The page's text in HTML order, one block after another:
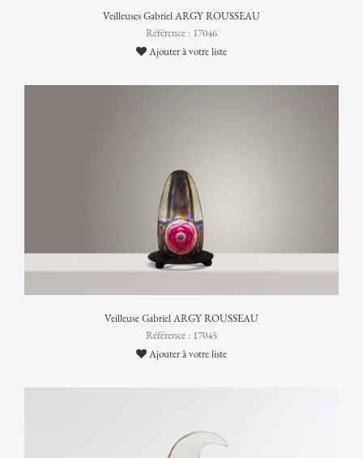
Veilleuses Gabriel ARGY ROUSSEAU
Référence : 17046
Ajouter à votre liste
Veilleuse Gabriel ARGY ROUSSEAU
Référence : 17045
Ajouter à votre liste